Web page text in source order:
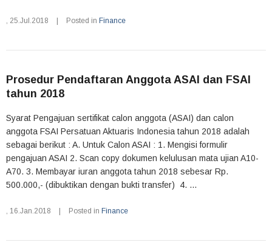
, 25.Jul.2018 Posted in Finance
Prosedur Pendaftaran Anggota ASAI dan FSAI
tahun 2018
Syarat Pengajuan sertifikat calon anggota (ASAI) dan calon
anggota FSAI Persatuan Aktuaris Indonesia tahun 2018 adalah
sebagai berikut : A. Untuk Calon ASAI : 1. Mengisi formulir
pengajuan ASAI 2. Scan copy dokumen kelulusan mata ujian A10-
A70. 3. Membayar iuran anggota tahun 2018 sebesar Rp.
500.000,- (dibuktikan dengan bukti transfer) 4. ...
, 16.Jan.2018 Posted in Finance